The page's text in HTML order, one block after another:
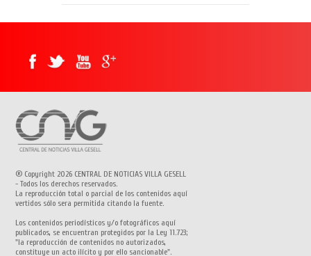
® Copyright 2026 CENTRAL DE NOTICIAS VILLA GESELL
- Todos los derechos reservados.
La reproducción total o parcial de los contenidos aquí
vertidos sólo sera permitida citando la fuente.
Los contenidos periodísticos y/o fotográficos aquí
publicados, se encuentran protegidos por la Ley 11.723;
"la reproducción de contenidos no autorizados,
constituye un acto ilícito y por ello sancionable".